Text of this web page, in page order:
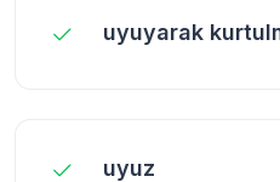
uyuyarak
uyuz